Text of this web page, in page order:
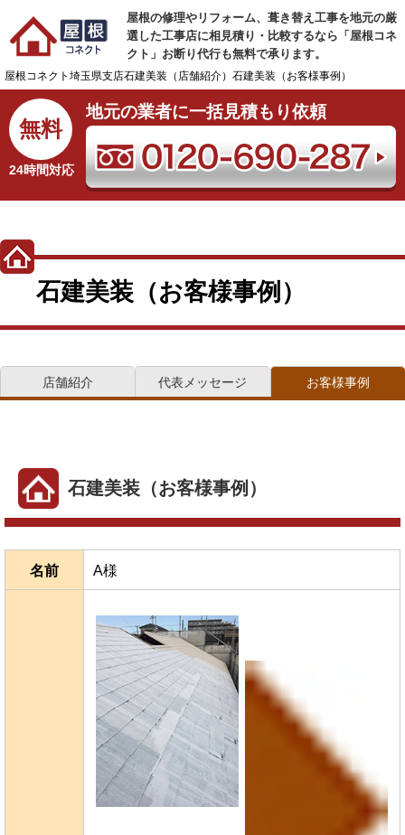
屋根の修理やリフォーム、葺き替え工事を地元の厳
選した工事店に相見積り・比較するなら「屋根コネ
クト」お断り代行も無料で承ります。
屋根コネクト 埼玉県支店石建美装（店舗紹介） 石建美装（お客様事例）
無料
24時間対応
地元の業者に一括見積もり依頼
石建美装（お客様事例）
店舗紹介 代表メッセージ お客様事例
石建美装（お客様事例）
名前 A様